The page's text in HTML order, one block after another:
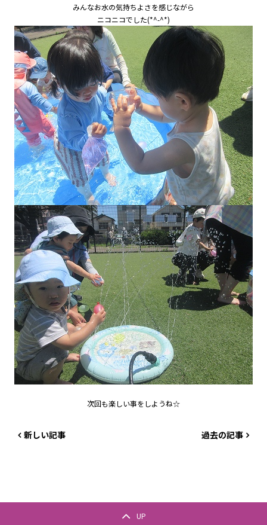
みんなお水の気持ちよさを感じながら
ニコニコでした(*^-^*)
次回も楽しい事をしようね☆
新しい記事 過去の記事
UP